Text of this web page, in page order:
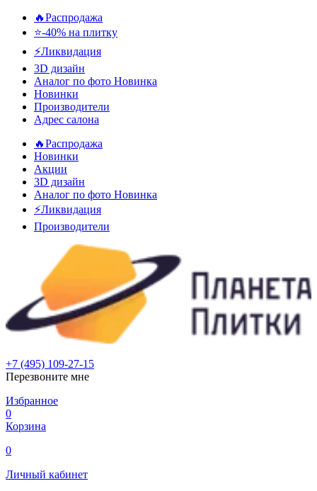
🔥Распродажа
⭐-40% на плитку
⚡️Ликвидация
3D дизайн
Аналог по фото Новинка
Новинки
Производители
Адрес салона
🔥Распродажа
Новинки
Акции
3D дизайн
Аналог по фото Новинка
⚡Ликвидация
Производители
+7 (495) 109-27-15
Перезвоните мне
Избранное
0
Корзина
0
Личный кабинет